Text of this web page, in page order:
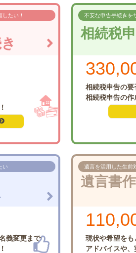
たい！ 不安な申告手続きを
相続税
相続税申告の要
相続税申告の作
い
義変更まで
遺言を活用した生前
遺言書
現状や希望をも
アドバイスや、